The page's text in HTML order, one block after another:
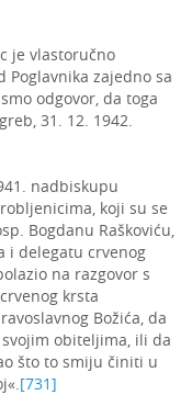
je vlastoručno
Poglavnika zajedno sa
odgovor, da toga
31. 12. 1942.
nadbiskupu
koji su se
Bogdanu Raškoviću,
i delegatu crvenog
na razgovor s
krsta
Božića, da
obiteljima, ili da
što to smiju činiti u
[731]